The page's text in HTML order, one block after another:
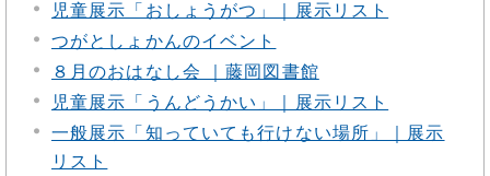
児童展示「おしょうがつ」｜展示リスト
つがとしょかんのイベント
８月のおはなし会 ｜藤岡図書館
児童展示「うんどうかい」｜展示リスト
一般展示「知っていても行けない場所」｜展示
リスト